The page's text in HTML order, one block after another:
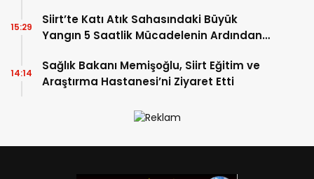
Siirt’te Katı Atık Sahasındaki Büyük
Yangın 5 Saatlik Mücadelenin Ardından
15:29
Sağlık Bakanı Memişoğlu, Siirt Eğitim ve
Araştırma Hastanesi’ni Ziyaret Etti
14:14